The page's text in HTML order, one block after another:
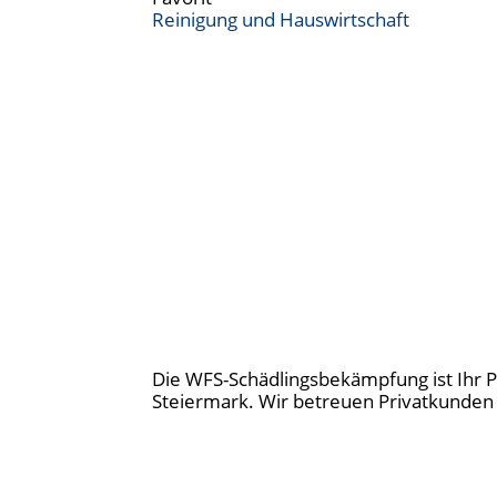
Reinigung und Hauswirtschaft
Die WFS-Schädlingsbekämpfung ist
Steiermark. Wir betreuen